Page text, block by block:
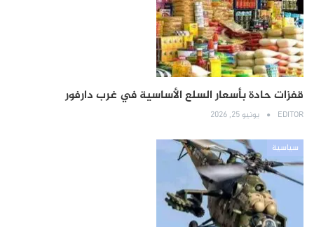
قفزات حادة بأسعار السلع الأساسية في غرب دارفور
EDITOR يونيو 25, 2026
سياسية